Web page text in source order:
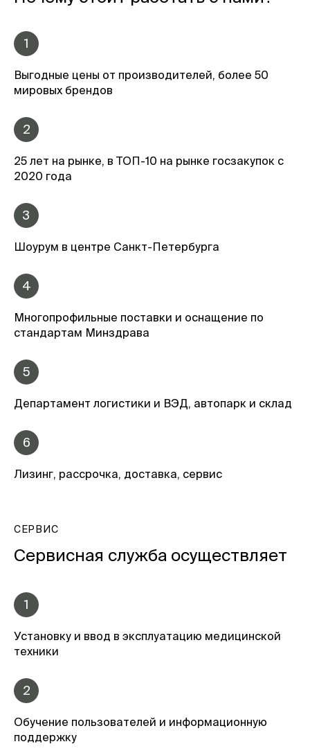
1
Выгодные цены от производителей, более 50
мировых брендов
2
25 лет на рынке, в ТОП-10 на рынке госзакупок с
2020 года
3
Шоурум в центре Санкт-Петербурга
4
Многопрофильные поставки и оснащение по
стандартам Минздрава
5
Департамент логистики и ВЭД, автопарк и склад
6
Лизинг, рассрочка, доставка, сервис
СЕРВИС
Сервисная служба осуществляет
1
Установку и ввод в эксплуатацию медицинской
техники
2
Обучение пользователей и информационную
поддержку